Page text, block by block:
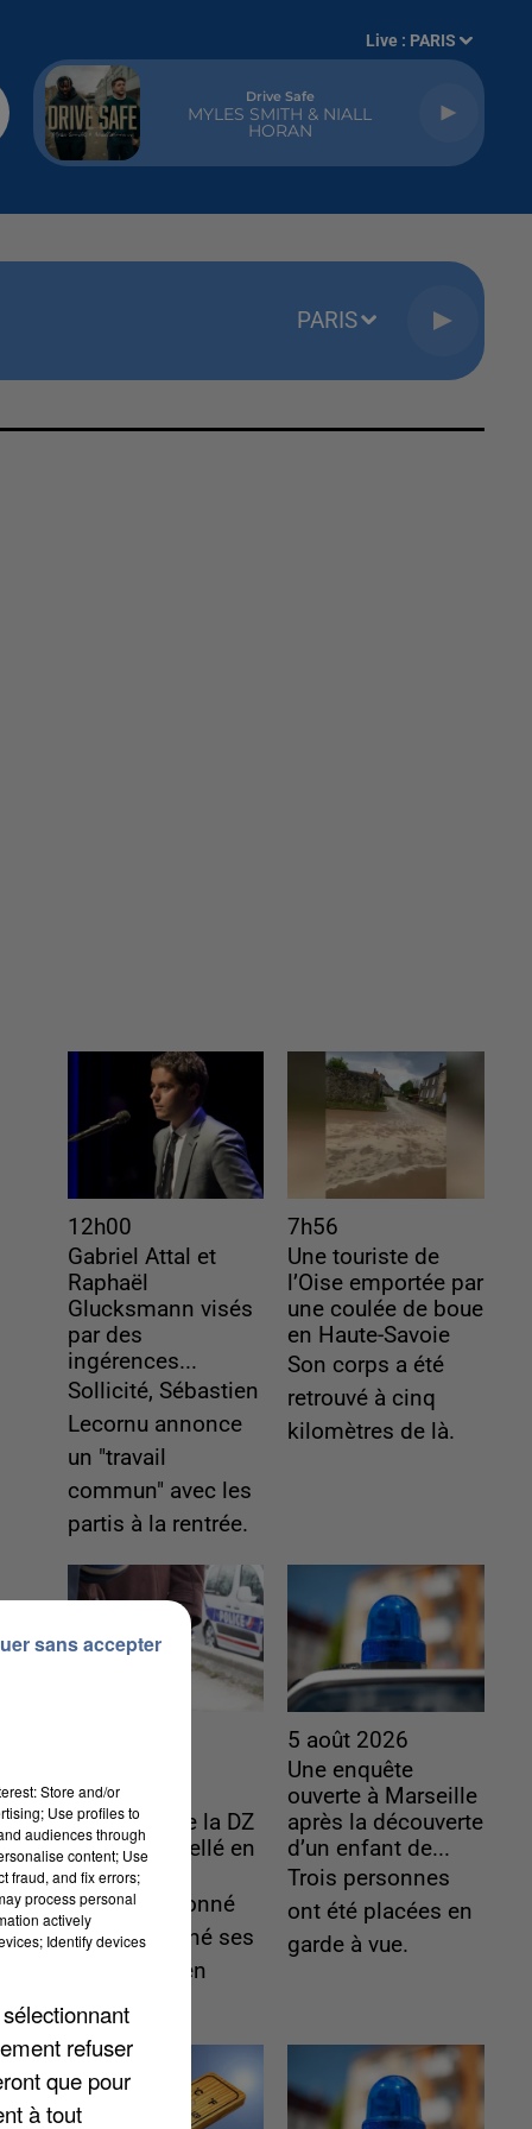
Live : PARIS
Drive Safe
MYLES SMITH & NIALL
HORAN
PARIS
12h00
Gabriel Attal et
Raphaël
Glucksmann visés
par des
ingérences...
Sollicité, Sébastien
Lecornu annonce
un "travail
commun" avec les
partis à la rentrée.
7h56
Une touriste de
l’Oise emportée par
une coulée de boue
en Haute-Savoie
Son corps a été
retrouvé à cinq
kilomètres de là.
fondateurs
supposés de la DZ
Mafia interpellé en
Algérie
Il est soupçonné
d'y avoir mené ses
opérations en
France.
5 août 2026
Une enquête
ouverte à Marseille
après la découverte
d’un enfant de...
Trois personnes
ont été placées en
garde à vue.
Store and/or
Use profiles to
audiences through
content; Use
fraud, and fix errors;
process personal
actively
Identify devices
refuser
que pour
à tout
sans accepter